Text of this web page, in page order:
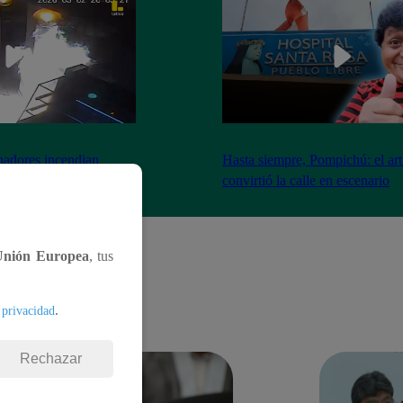
incendian
Hasta siempre, Pompichú: el
convirtió la calle en escenario
Europea, tus
.
Rechazar